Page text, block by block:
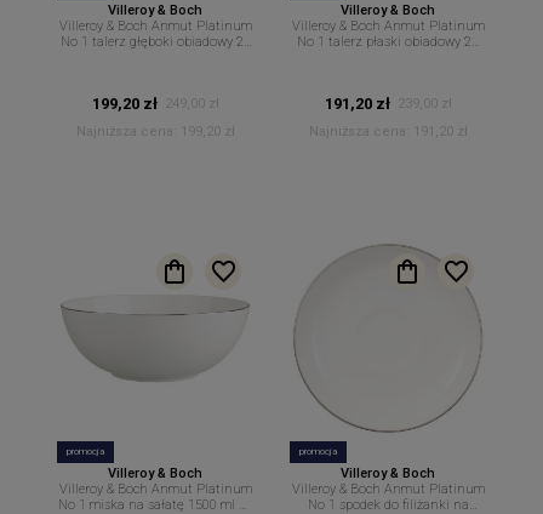
Villeroy & Boch
Villeroy & Boch Anmut Platinum
No 1 talerz głęboki obiadowy 24
199,20 zł 249,00 zł
Najniższa cena:
199,20 zł
Villeroy & Boch
Villeroy & Boch Anmut Platinum
No 1 talerz płaski obiadowy 28
191,20 zł 239,00 zł
Najniższa cena:
191,20 zł
promocja
Villeroy & Boch
Villeroy & Boch Anmut Platinum
No 1 miska na sałatę 1500 ml 23
promocja
Villeroy & Boch
Villeroy & Boch Anmut Platinum
No 1 spodek do filiżanki na